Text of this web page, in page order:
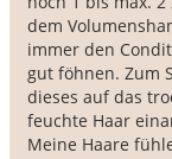
dem
immer den
gut föhnen. Zum
dieses auf das
feuchte Haar
Meine Haare